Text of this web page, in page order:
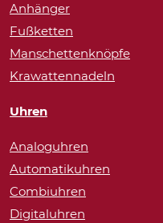
Anhänger
Fußketten
Manschettenknöpfe
Krawattennadeln
Uhren
Analoguhren
Automatikuhren
Combiuhren
Digitaluhren